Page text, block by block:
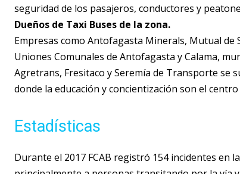
seguridad de los pasajeros, conductores y
Dueños de Taxi Buses de la zona.
Empresas como Antofagasta Minerals, Mutual de
Uniones Comunales de Antofagasta y Calama,
Agretrans, Fresitaco y Seremía de Transporte se
donde la educación y concientización son el
Estadísticas
Durante el 2017 FCAB registró 154 incidentes en